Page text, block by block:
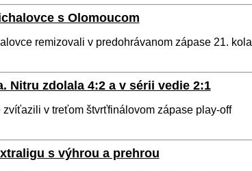
s Olomoucom
remizovali v predohrávanom zápase 21. kola
Nitru zdolala 4:2 a v sérii vedie 2:1
v treťom štvrťfinálovom zápase play-off
s výhrou a prehrou